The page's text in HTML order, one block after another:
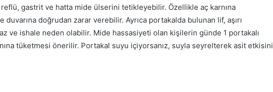
reflü, gastrit ve hatta mide ülserini tetikleyebilir. Özellikle aç karnına
doğrudan zarar verebilir. Ayrıca portakalda bulunan lif, aşırı
ve ishale neden olabilir. Mide hassasiyeti olan kişilerin günde 1 portakalı
tüketmesi önerilir. Portakal suyu içiyorsanız, suyla seyrelterek asit etkisini